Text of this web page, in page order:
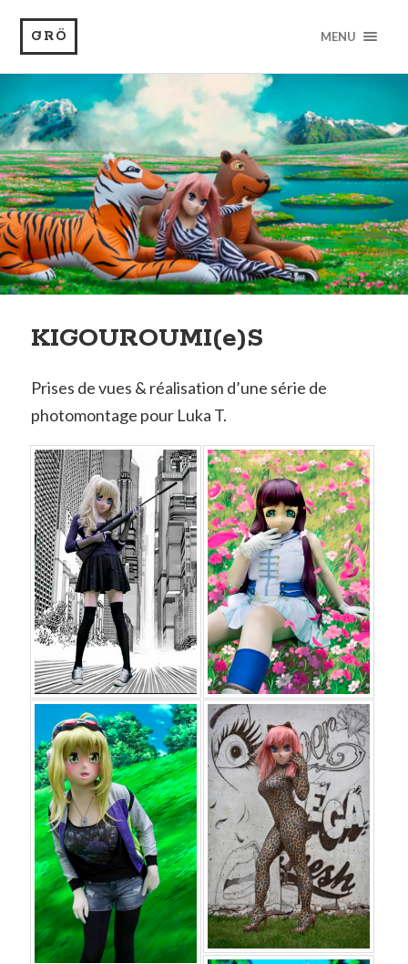
GRÖ MENU
KIGOUROUMI(e)S
Prises de vues & réalisation d’une série de
photomontage pour Luka T.